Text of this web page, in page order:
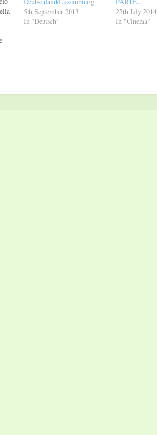
5th September 2013
In "Deutsch"
25th July 2014
In "Cinema"